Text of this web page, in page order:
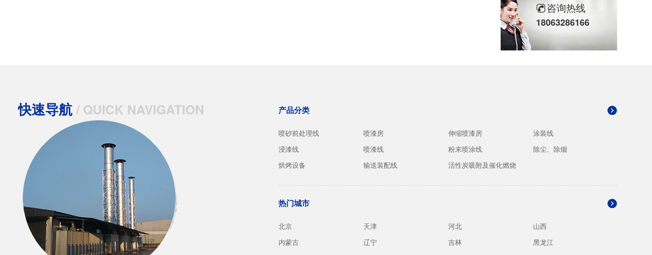
咨询热线
18063286166
产品分类
喷砂前处理线 喷漆房 伸缩喷漆房
涂装线
浸漆线
喷漆线 粉末喷涂线
除尘、除烟
烘烤设备
输送装配线 活性炭吸附及催化燃烧
热门城市
北京 天津 河北
山西
内蒙古
辽宁 吉林
黑龙江
快速导航/ QUICK NAVIGATION